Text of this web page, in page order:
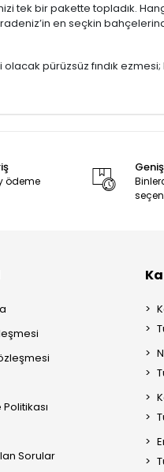
tek bir pakette topladık.
en seçkin
olacak pürüzsüz fındık
ödeme
Sorular